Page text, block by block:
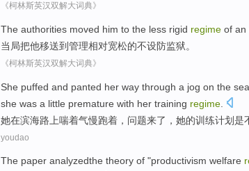
《柯林斯英汉双解大词典》
The authorities moved him to the less rigid regime of an
当局把他移送到管理相对宽松的不设防监狱。
《柯林斯英汉双解大词典》
She puffed and panted her way through a jog on the
she was a little premature with her training regime
她在滨海路上喘着气慢跑着， 问题来了，她的训练计划是
youdao
The paper analyzedthe theory of "productivism welfare